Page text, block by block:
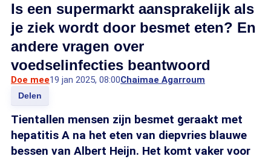
Is een supermarkt aansprakelijk als
je ziek wordt door besmet eten? En
andere vragen over
voedselinfecties beantwoord
Doe mee19 jan 2025, 08:00Chaimae Agarroum
Delen
Tientallen mensen zijn besmet geraakt met
hepatitis A na het eten van diepvries blauwe
bessen van Albert Heijn. Het komt vaker voor